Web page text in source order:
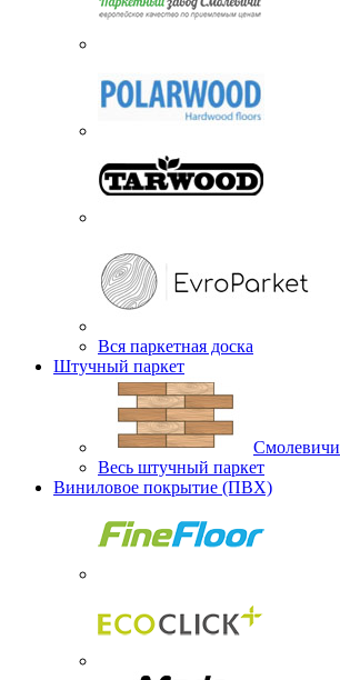
Вся паркетная доска
Штучный паркет
Смолевичи
Весь штучный паркет
Виниловое покрытие (ПВХ)